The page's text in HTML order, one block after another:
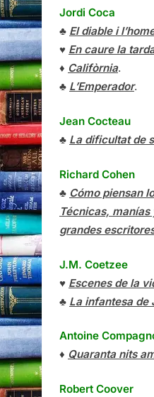
Jordi Coca
♣ El diable i
♥ En caure la
♦ Califòrnia.
♣ L’Emperador.
Jean Cocteau
♣ La dificultat de
Richard Cohen
♣ Cómo piensan
Técnicas,
grandes
J.M. Coetzee
♥ Escenes de la
♣ La infantesa de
Antoine
♦ Quaranta nits
Robert Coover